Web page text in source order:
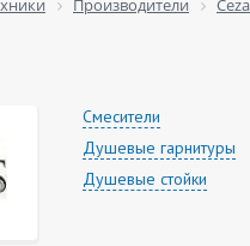
Производители
Смесители
Душевые гарнитуры
Душевые стойки